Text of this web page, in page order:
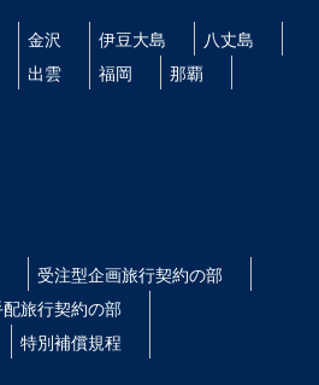
金沢 伊豆大島
八丈島
出雲 福岡
那覇
受注型企画旅行契約の部
配旅行契約の部
特別補償規程